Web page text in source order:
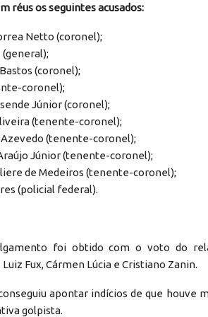
réus os seguintes acusados:
Netto (coronel);
(coronel);
coronel);
Júnior (coronel);
(tenente-coronel);
(tenente-coronel);
Júnior (tenente-coronel);
de Medeiros (tenente-coronel);
(policial federal).
foi obtido com o voto do
Fux, Cármen Lúcia e Cristiano Zanin.
apontar indícios de que houve
golpista.